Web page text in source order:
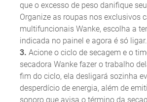
que o excesso de peso danifique
Organize as roupas nos exclusivos
multifuncionais Wanke, escolha a
indicada no painel e agora é só ligar.
3. Acione o ciclo de secagem e o
secadora Wanke fazer o trabalho
fim do ciclo, ela desligará sozinha
desperdício de energia, além de
sonoro que avisa o término da